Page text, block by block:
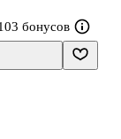
бонусов